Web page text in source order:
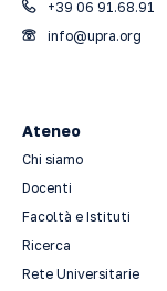
+39 06 91.68.91
info@upra.org
Ateneo
Chi siamo
Docenti
Facoltà e Istituti
Ricerca
Rete Universitarie